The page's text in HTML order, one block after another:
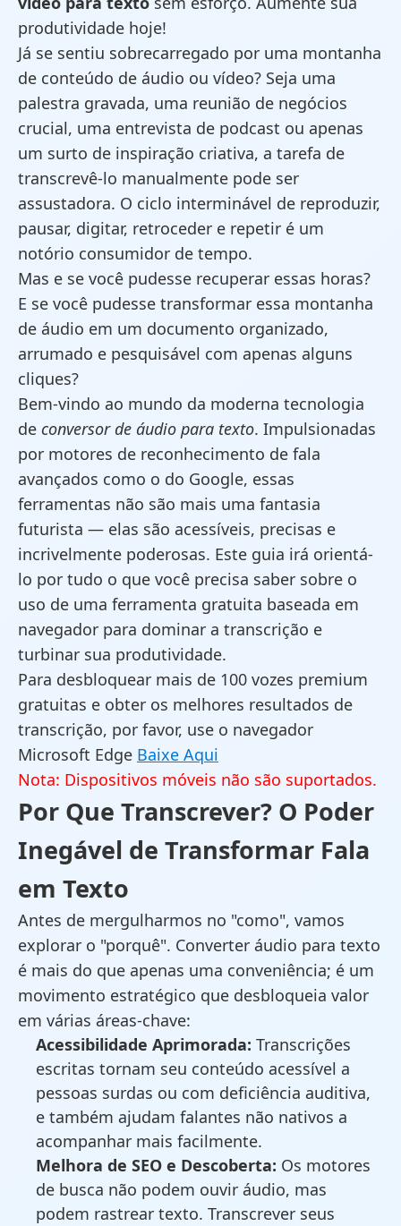
produtividade hoje!
Já se sentiu sobrecarregado por uma montanha
de conteúdo de áudio ou vídeo? Seja uma
palestra gravada, uma reunião de negócios
crucial, uma entrevista de podcast ou apenas
um surto de inspiração criativa, a tarefa de
transcrevê-lo manualmente pode ser
assustadora. O ciclo interminável de reproduzir,
pausar, digitar, retroceder e repetir é um
notório consumidor de tempo.
Mas e se você pudesse recuperar essas horas?
E se você pudesse transformar essa montanha
de áudio em um documento organizado,
arrumado e pesquisável com apenas alguns
cliques?
Bem-vindo ao mundo da moderna tecnologia
de conversor de áudio para texto. Impulsionadas
por motores de reconhecimento de fala
avançados como o do Google, essas
ferramentas não são mais uma fantasia
futurista — elas são acessíveis, precisas e
incrivelmente poderosas. Este guia irá orientá-
lo por tudo o que você precisa saber sobre o
uso de uma ferramenta gratuita baseada em
navegador para dominar a transcrição e
turbinar sua produtividade.
Para desbloquear mais de 100 vozes premium
gratuitas e obter os melhores resultados de
transcrição, por favor, use o navegador
Microsoft Edge Baixe Aqui
Nota: Dispositivos móveis não são suportados.
Por Que Transcrever? O Poder
Inegável de Transformar Fala
em Texto
Antes de mergulharmos no "como", vamos
explorar o "porquê". Converter áudio para texto
é mais do que apenas uma conveniência; é um
movimento estratégico que desbloqueia valor
em várias áreas-chave:
Acessibilidade Aprimorada: Transcrições
escritas tornam seu conteúdo acessível a
pessoas surdas ou com deficiência auditiva,
e também ajudam falantes não nativos a
acompanhar mais facilmente.
Melhora de SEO e Descoberta: Os motores
de busca não podem ouvir áudio, mas
podem rastrear texto. Transcrever seus